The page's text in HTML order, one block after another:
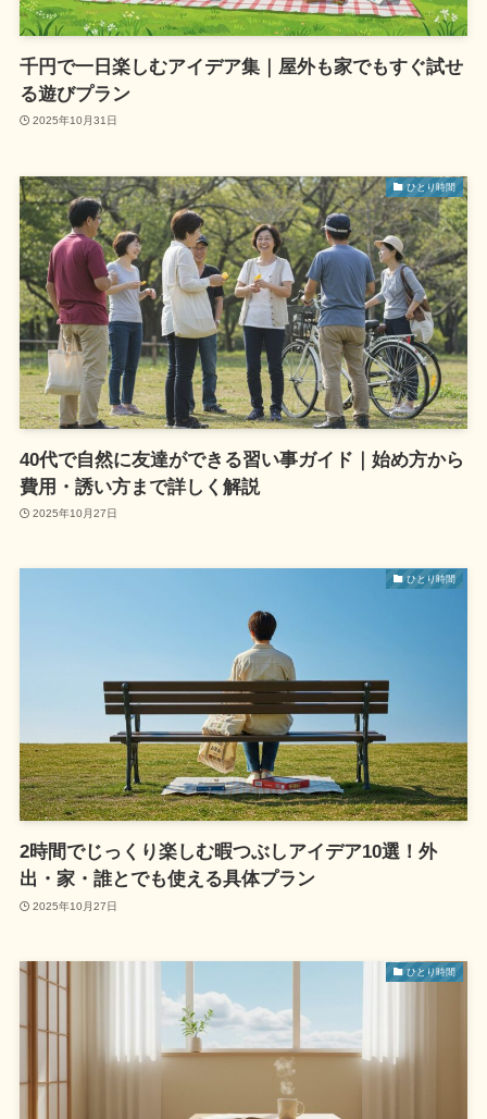
千円で一日楽しむアイデア集｜屋外も家でもすぐ試せ
る遊びプラン
2025年10月31日
ひとり時間
40代で自然に友達ができる習い事ガイド｜始め方から
費用・誘い方まで詳しく解説
2025年10月27日
ひとり時間
2時間でじっくり楽しむ暇つぶしアイデア10選！外
出・家・誰とでも使える具体プラン
2025年10月27日
ひとり時間